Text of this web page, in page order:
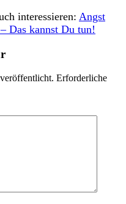
interessieren: Angst
Das kannst Du tun!
Erforderliche